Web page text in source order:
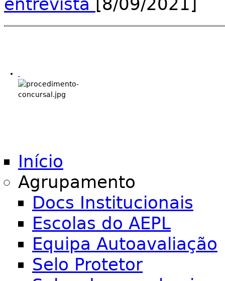
entrevista [8/09/2021]
Início
Agrupamento
Docs Institucionais
Escolas do AEPL
Equipa Autoavaliação
Selo Protetor